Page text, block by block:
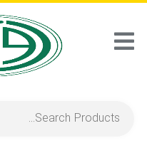
مدیریت پوست
نمایش یک نتیجه